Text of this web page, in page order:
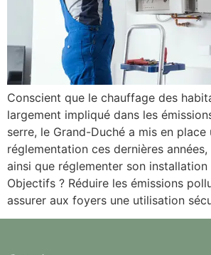
Conscient que le chauffage des
largement impliqué dans les
serre, le Grand-Duché a mis en place
réglementation ces dernières
ainsi que réglementer son
Objectifs ? Réduire les émissions
assurer aux foyers une utilisation